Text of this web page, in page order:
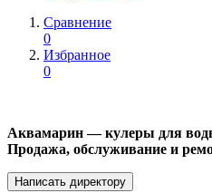
Сравнение
0
Избранное
0
Аквамарин — кулеры для
Продажа, обслуживание и
Написать директору